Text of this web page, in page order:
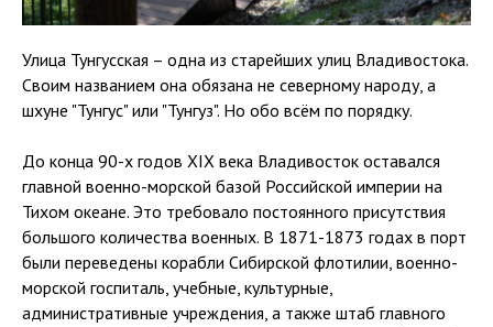
Улица Тунгусская – одна из старейших улиц Владивостока.
Своим названием она обязана не северному народу, а
шхуне "Тунгус" или "Тунгуз". Но обо всём по порядку.
До конца 90-х годов XIX века Владивосток оставался
главной военно-морской базой Российской империи на
Тихом океане. Это требовало постоянного присутствия
большого количества военных. В 1871-1873 годах в порт
были переведены корабли Сибирской флотилии, военно-
морской госпиталь, учебные, культурные,
административные учреждения, а также штаб главного